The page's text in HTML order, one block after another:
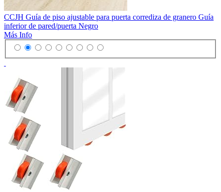
CCJH Guía de piso ajustable para puerta corrediza de granero Guía
inferior de pared/puerta Negro
Más Info